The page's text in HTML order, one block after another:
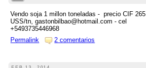
Vendo soja 1 millon toneladas - precio CIF 265
USS/tn, gastonbilbao@hotmail.com - cel
+5493735446968
Permalink
2 comentarios